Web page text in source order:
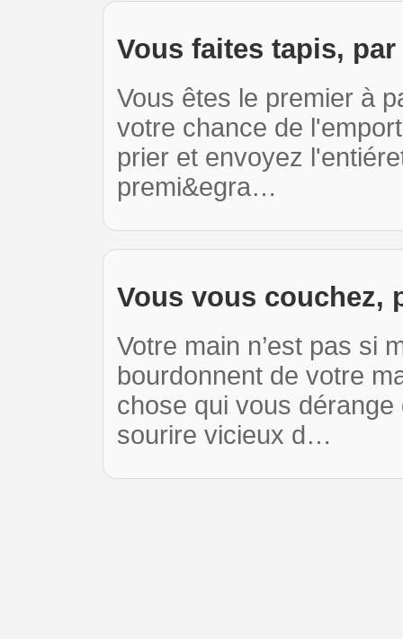
Vous faites tapis,
Vous êtes le premier à
votre chance de
prier et envoyez
premi&egra…
Vous vous couchez,
Votre main n’est pas si
bourdonnent de votre
chose qui vous
sourire vicieux d…